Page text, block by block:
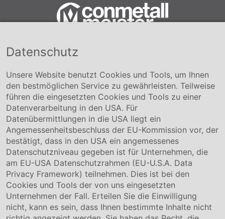
Conmetall Meister GmbH
+49 5141-180
info@conmetallmeister.de
www.conmetallmeister.de
Unternehmen
Über uns
Compliance
Hinweisgebersystem
Karriere
Service & Kontakt
Kontakt
Downloads
Datenschutz
Unsere Website benutzt Cookies und Tools, um Ihnen
den bestmöglichen Service zu gewährleisten. Teilweise
führen die eingesetzten Cookies und Tools zu einer
Datenverarbeitung in den USA. Für
Datenübermittlungen in die USA liegt ein
Angemessenheitsbeschluss der EU-Kommission vor, der
bestätigt, dass in den USA ein angemessenes
Datenschutzniveau gegeben ist für Unternehmen, die
am EU-USA Datenschutzrahmen (EU-U.S.A. Data
Privacy Framework) teilnehmen. Dies ist bei den
Cookies und Tools der von uns eingesetzten
Unternehmen der Fall. Erteilen Sie die Einwilligung
nicht, kann es sein, dass Ihnen bestimmte Inhalte nicht